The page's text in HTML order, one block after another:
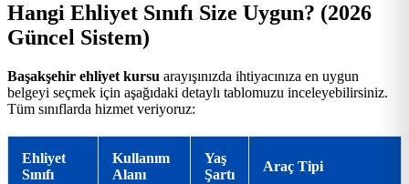
Hangi Ehliyet Sınıfı Size Uygun? (2026
Güncel Sistem)
Başakşehir ehliyet kursu arayışınızda ihtiyacınıza en uygun
belgeyi seçmek için aşağıdaki detaylı tablomuzu inceleyebilirsiniz.
Tüm sınıflarda hizmet veriyoruz:
Ehliyet
Sınıfı
Kullanım
Alanı
Yaş
Şartı
Araç Tipi